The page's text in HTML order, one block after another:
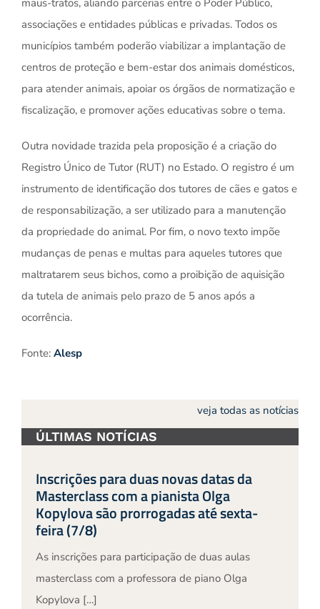
maus-tratos, aliando parcerias entre o Poder Público,
associações e entidades públicas e privadas. Todos os
municípios também poderão viabilizar a implantação de
centros de proteção e bem-estar dos animais domésticos,
para atender animais, apoiar os órgãos de normatização e
fiscalização, e promover ações educativas sobre o tema.
Outra novidade trazida pela proposição é a criação do
Registro Único de Tutor (RUT) no Estado. O registro é um
instrumento de identificação dos tutores de cães e gatos e
de responsabilização, a ser utilizado para a manutenção
da propriedade do animal. Por fim, o novo texto impõe
mudanças de penas e multas para aqueles tutores que
maltratarem seus bichos, como a proibição de aquisição
da tutela de animais pelo prazo de 5 anos após a
ocorrência.
Fonte: Alesp
veja todas as notícias
ÚLTIMAS NOTÍCIAS
Inscrições para duas novas datas da
Masterclass com a pianista Olga
Kopylova são prorrogadas até sexta-
feira (7/8)
As inscrições para participação de duas aulas
masterclass com a professora de piano Olga
Kopylova […]